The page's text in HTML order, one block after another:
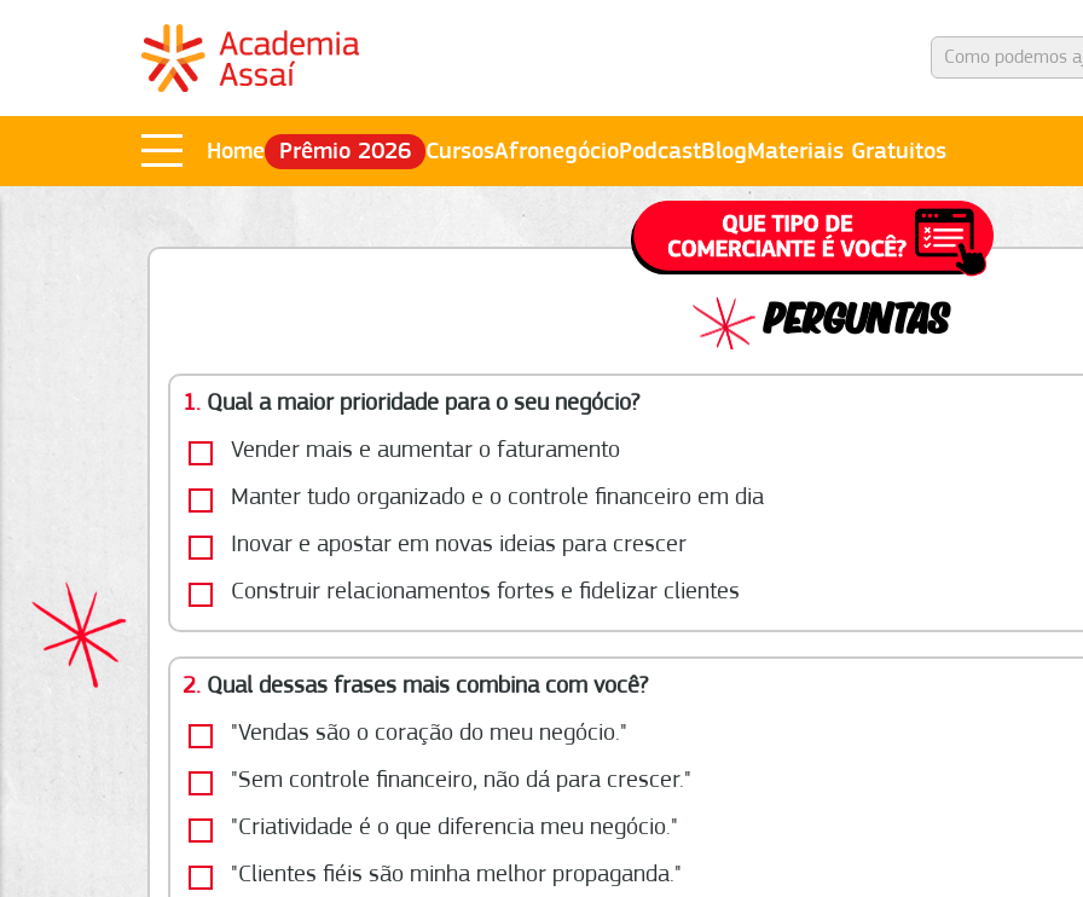
Home Prêmio 2026 CursosAfronegócioPodcastBlogMateriais Gratuitos
PERGUNTAS
1. Qual a maior prioridade para o seu negócio?
Vender mais e aumentar o faturamento
Manter tudo organizado e o controle financeiro em dia
Inovar e apostar em novas ideias para crescer
Construir relacionamentos fortes e fidelizar clientes
2. Qual dessas frases mais combina com você?
"Vendas são o coração do meu negócio."
"Sem controle financeiro, não dá para crescer."
"Criatividade é o que diferencia meu negócio."
"Clientes fiéis são minha melhor propaganda."